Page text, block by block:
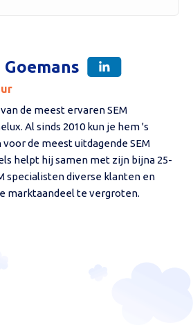
Goemans
de meest ervaren SEM
Al sinds 2010 kun je hem 's
de meest uitdagende SEM
helpt hij samen met zijn bijna 25-
specialisten diverse klanten en
marktaandeel te vergroten.